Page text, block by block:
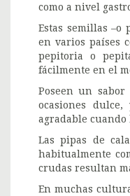
como a nivel
Estas semillas –o
en varios países
pepitoria o
fácilmente en el
Poseen un
ocasiones
agradable cuando
Las pipas de
habitualmente
crudas resultan
En muchas